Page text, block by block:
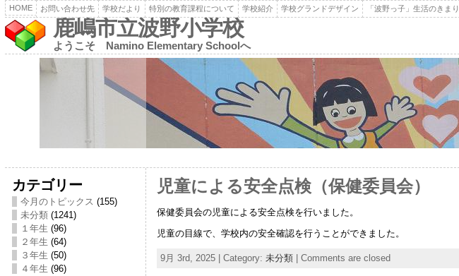
HOME お問い合わせ先 学校だより 特別の教育課程について 学校紹介 学校グランドデザイン 「波野っ子」生活のきまり
鹿嶋市立波野小学校
ようこそ Namino Elementary Schoolへ
カテゴリー
今月のトピックス (155)
未分類(1241)
１年生 (96)
２年生 (64)
３年生 (50)
４年生 (96)
児童による安全点検（保健委員会）
保健委員会の児童による安全点検を行いました。
児童の目線で、学校内の安全確認を行うことができました。
9月 3rd, 2025 | Category: 未分類| Comments are closed